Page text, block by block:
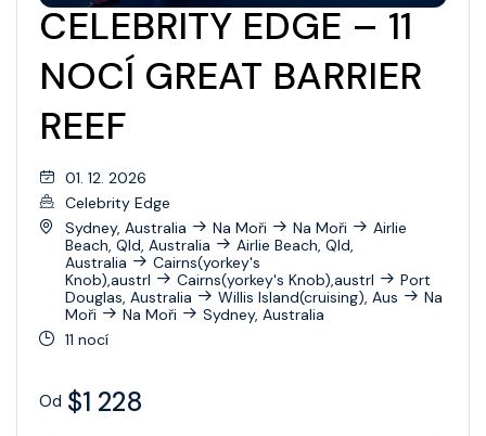
CELEBRITY EDGE – 11
NOCÍ GREAT BARRIER
REEF
01. 12. 2026
Celebrity Edge
Sydney, Australia
Na Moři Na Moři
Airlie
Beach, Qld, Australia
Airlie Beach, Qld,
Australia
Cairns(yorkey's
Knob),austrl
Cairns(yorkey's Knob),austrl
Port
Douglas, Australia
Willis Island(cruising), Aus
Na
Moři
Na Moři
Sydney, Australia
11 nocí
Od $1 228